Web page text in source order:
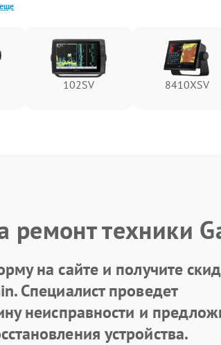
102SV 8410XSV
ремонт техники
на сайте и получите
Специалист проведет
неисправности и
устройства.